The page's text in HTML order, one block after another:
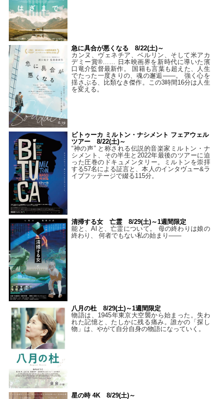
急に具合が悪くなる 8/22(土)～
カンヌ、ヴェネチア、ベルリン、そして米アカ
デミー賞®…… 日本映画界を新時代に導いた濱
口竜介監督最新作。 国籍も言葉も超えた、人生
でたった一度きりの、魂の邂逅――。 強く心を
揺さぶる、比類なき傑作。この3時間16分は人生
を変える。
ビトゥーカ ミルトン・ナシメント フェアウェル
ツアー 8/22(土)～
“神の声” と称される伝説的音楽家ミルトン・ナ
シメント、その半生と2022年最後のツアーに迫
った圧巻のドキュメンタリー。ミルトンを崇拝
する57名による証言と、本人のインタヴュー&ラ
イブフッテージで綴る115分。
清掃する女 亡霊 8/29(土)～1週間限定
能と、AIと、亡霊について。 母の終わりは娘の
終わり、 何者でもない私の始まり――
八月の杜 8/29(土)～1週間限定
物語は、1945年東京大空襲から始まった。失わ
れた記憶と、たしかに残る痛み。誰かの「探し
物」は、やがて自分自身の物語になっていく。
星の時 4K 8/29(土)～